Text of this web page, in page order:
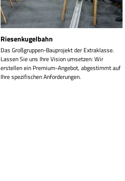
Riesenkugelbahn
Das Großgruppen-Bauprojekt der Extraklasse.
Lassen Sie uns Ihre Vision umsetzen: Wir
erstellen ein Premium-Angebot, abgestimmt auf
Ihre spezifischen Anforderungen.